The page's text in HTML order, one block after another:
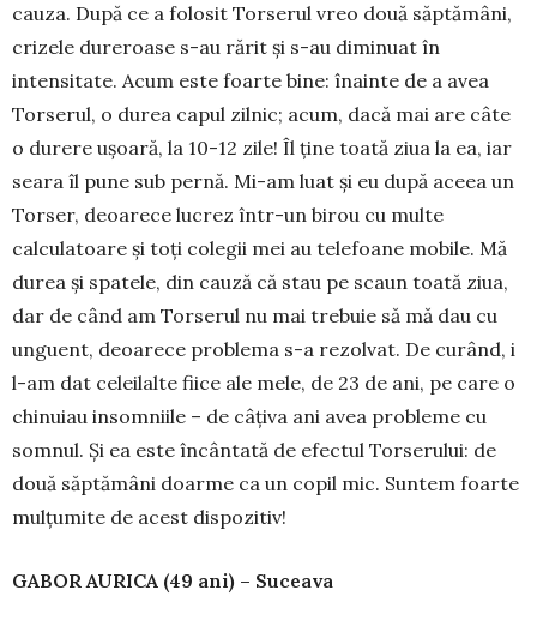
cauza. După ce a folosit Torserul vreo două săptămâni,
crizele dureroase s-au rărit şi s-au diminuat în
intensitate. Acum este foarte bine: înainte de a avea
Torserul, o durea capul zilnic; acum, dacă mai are câte
o durere uşoară, la 10-12 zile! Îl ţine toată ziua la ea, iar
seara îl pune sub pernă. Mi-am luat şi eu după aceea un
Torser, deoarece lucrez într-un birou cu multe
calculatoare şi toţi colegii mei au telefoane mobile. Mă
durea şi spatele, din cauză că stau pe scaun toată ziua,
dar de când am Torserul nu mai trebuie să mă dau cu
unguent, deoarece problema s-a rezolvat. De curând, i
l-am dat celeilalte fiice ale mele, de 23 de ani, pe care o
chinuiau insomniile – de câţiva ani avea probleme cu
somnul. Şi ea este încântată de efectul Torserului: de
două săptămâni doarme ca un copil mic. Suntem foarte
mulţumite de acest dispozitiv!
GABOR AURICA (49 ani) – Suceava